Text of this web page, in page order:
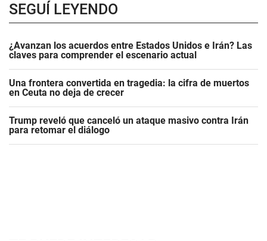
SEGUÍ LEYENDO
¿Avanzan los acuerdos entre Estados Unidos e Irán? Las
claves para comprender el escenario actual
Una frontera convertida en tragedia: la cifra de muertos
en Ceuta no deja de crecer
Trump reveló que canceló un ataque masivo contra Irán
para retomar el diálogo